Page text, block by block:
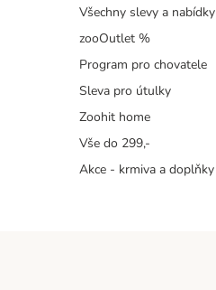
Všechny slevy a nabídky
zooOutlet %
Program pro chovatele
Sleva pro útulky
Zoohit home
Vše do 299,-
Akce - krmiva a doplňky